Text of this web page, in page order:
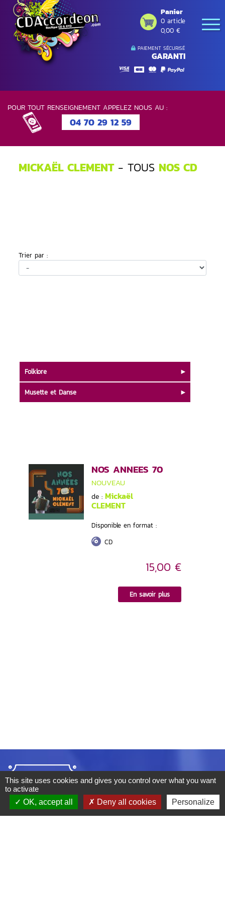
PAIEMENT SÉCURISÉ
GARANTI
Panier
0 article
0,00 €
POUR TOUT RENSEIGNEMENT APPELEZ NOUS AU :
04 70 29 12 59
MICKAËL CLEMENT- TOUS NOS CD
Trier par :
NOS ANNEES 70
NOUVEAU
de : Mickaël
CLEMENT
Disponible en format :
CD
15,00 €
En savoir plus
Folklore
Musette et Danse
This site uses cookies and gives you control over what you want
to activate
OK, accept all
Deny all cookies Personalize